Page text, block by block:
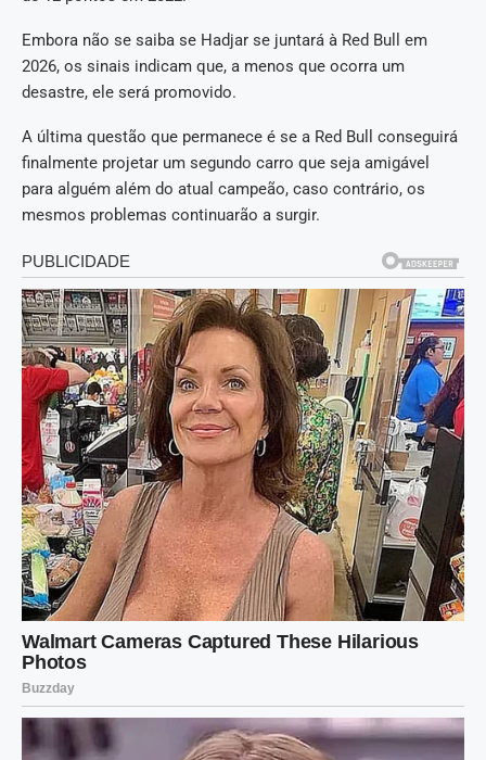
Embora não se saiba se Hadjar se juntará à Red Bull em
2026, os sinais indicam que, a menos que ocorra um
desastre, ele será promovido.
A última questão que permanece é se a Red Bull conseguirá
finalmente projetar um segundo carro que seja amigável
para alguém além do atual campeão, caso contrário, os
mesmos problemas continuarão a surgir.